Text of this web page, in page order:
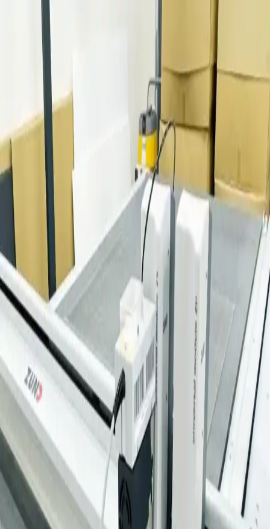
ホーム
私たちについて
事業内容 事業内容
パッケージ事業
IJプリント事業
通信販売事業
製品紹介 製品紹介
販促ツール
パッケージ製品
プリント製品
通販製品
制作事例
会社案内
会社案内
代表挨拶
会社概要
会社沿革
アクセス
機械一覧
採用情報
お知らせ
スタッフブログ
スタッフブログ
お問い合わせ
ホーム
お知らせ
お知らせ詳細
2024/03/01
サンプルカットマシン
「Zund G3 Cutter」導入
弊社インクジェット事業部でサンプルカットマシン「Zund
G3 Cutter」を導入いたしました。
ポスター・スチレンパネル・アルミ複合版・ダンボール・ア
クリル・PET・ABS樹脂・ターポリンなど数多くの素材の加
工が可能です。
カットだけのご依頼も承っております。ご興味ございました
らぜひお気軽にご連絡ください！